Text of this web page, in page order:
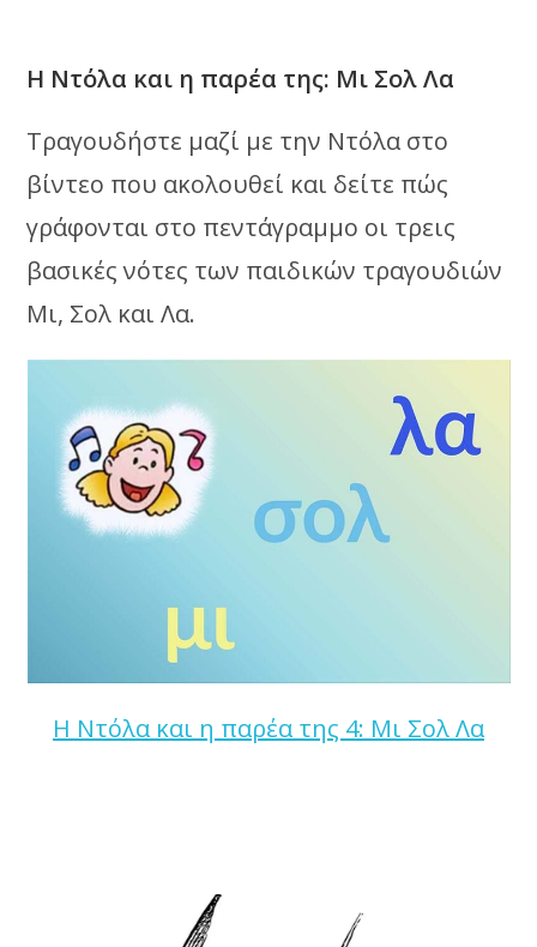
Η Ντόλα και η παρέα της: Μι Σολ Λα
Τραγουδήστε μαζί με την Ντόλα στο
βίντεο που ακολουθεί και δείτε πώς
γράφονται στο πεντάγραμμο οι τρεις
βασικές νότες των παιδικών τραγουδιών
Μι, Σολ και Λα.
Η Ντόλα και η παρέα της 4: Μι Σολ Λα